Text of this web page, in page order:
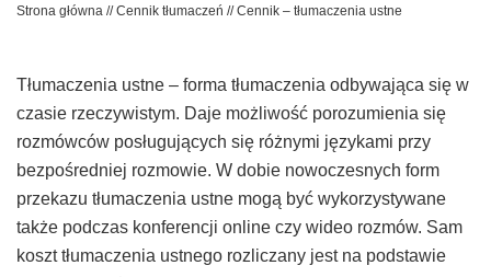
Strona główna //Cennik tłumaczeń //Cennik – tłumaczenia ustne
Tłumaczenia ustne – forma tłumaczenia odbywająca się w
czasie rzeczywistym. Daje możliwość porozumienia się
rozmówców posługujących się różnymi językami przy
bezpośredniej rozmowie. W dobie nowoczesnych form
przekazu tłumaczenia ustne mogą być wykorzystywane
także podczas konferencji online czy wideo rozmów. Sam
koszt tłumaczenia ustnego rozliczany jest na podstawie